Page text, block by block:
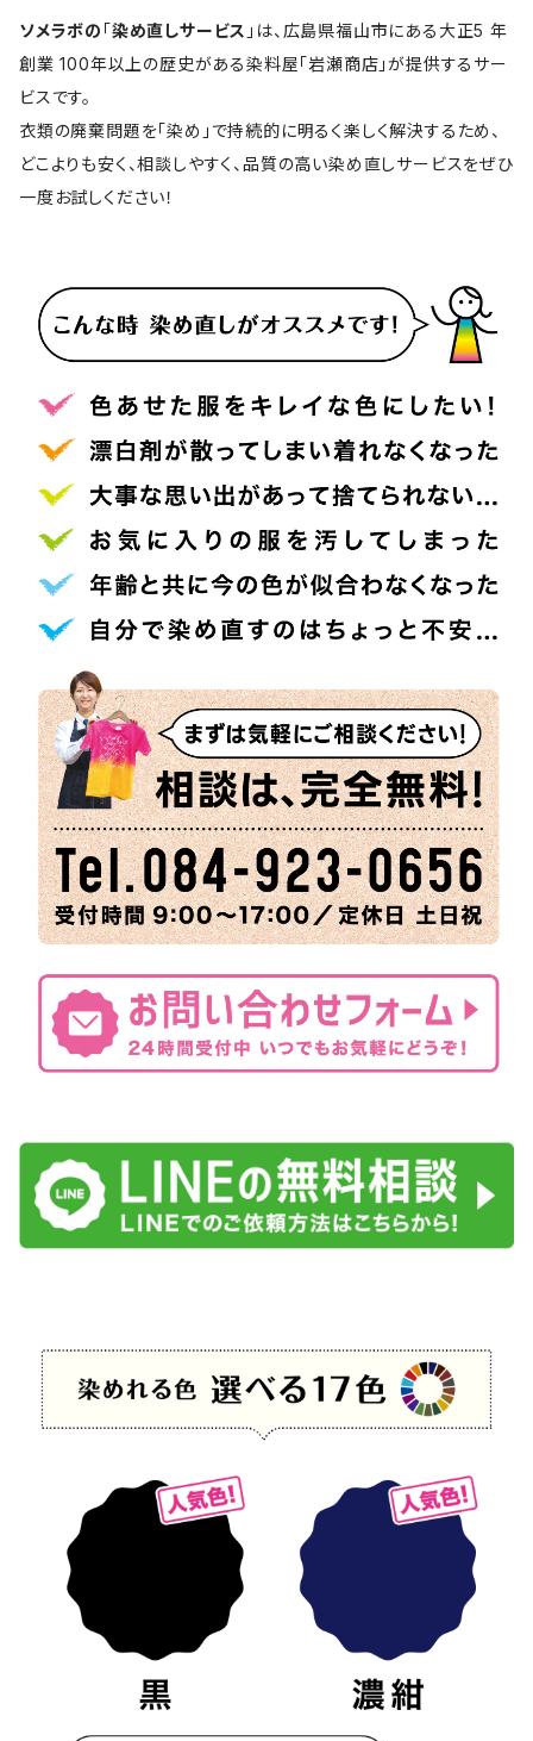
ソメラボの 「染め直しサービス 」は、広島県福山市にある大正5 年
創業 100年以上の歴史がある染料屋「岩瀬商店」が提供するサー
ビスです。
衣類の廃棄問題を「染め」で持続的に明るく楽しく解決するため、
どこよりも安く、相談しやすく、品質の高い染め直しサービスをぜひ
一度お試しください！